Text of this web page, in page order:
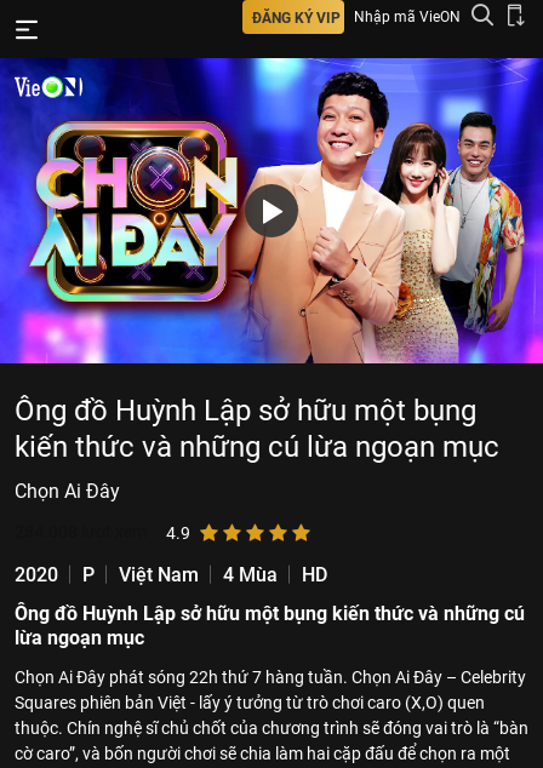
ĐĂNG KÝ VIP Nhập mã VieON
Ông đồ Huỳnh Lập sở hữu một bụng
kiến thức và những cú lừa ngoạn mục
Chọn Ai Đây
4.9
2020 P Việt Nam 4 Mùa
HD
Ông đồ Huỳnh Lập sở hữu một bụng kiến thức và những cú
lừa ngoạn mục
Chọn Ai Đây phát sóng 22h thứ 7 hàng tuần. Chọn Ai Đây – Celebrity
Squares phiên bản Việt - lấy ý tưởng từ trò chơi caro (X,O) quen
thuộc. Chín nghệ sĩ chủ chốt của chương trình sẽ đóng vai trò là “bàn
cờ caro”, và bốn người chơi sẽ chia làm hai cặp đấu để chọn ra một